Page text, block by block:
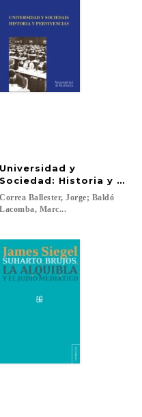
(1991-2004)
Universidad y
Sociedad: Historia y
Correa Ballester, Jorge; Baldó
Lacomba, Marc...